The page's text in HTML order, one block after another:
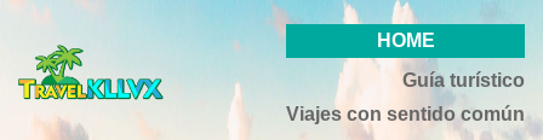
HOME
Guía turístico
Viajes con sentido común